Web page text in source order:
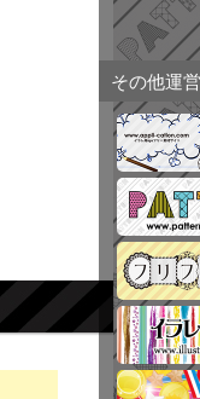
その他運